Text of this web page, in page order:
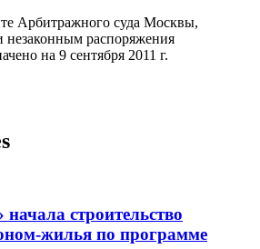
Арбитражного суда Москвы,
незаконным распоряжения
на 9 сентября 2011 г.
строительство
жилья по программе